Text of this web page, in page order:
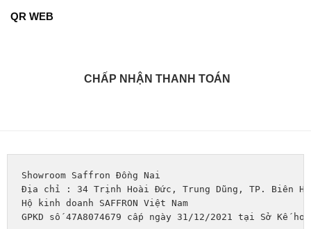
QR WEB
CHẤP NHẬN THANH TOÁN
Showroom Saffron Đồng Nai
Địa chỉ : 34 Trịnh Hoài Đức, Trung Dũng, TP. Biên
Hộ kinh doanh SAFFRON Việt Nam
GPKD số 47A8074679 cấp ngày 31/12/2021 tại Sở Kế